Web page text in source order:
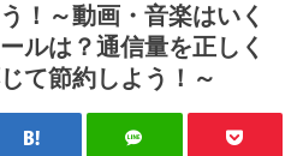
！～動画・音楽はいく
ルは？通信量を正しく
て節約しよう！～